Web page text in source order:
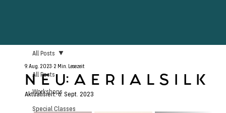
All Posts
Workshops
Special Classes
All Posts
N E U: A E R I A L S I L K
9. Aug. 2023 2 Min. Lesezeit
Aktualisiert:6. Sept. 2023